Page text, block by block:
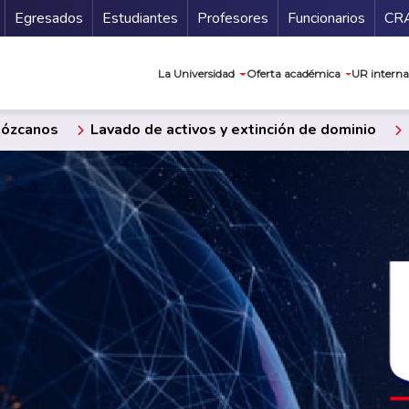
Secundario
Egresados Estudiantes Profesores Funcionarios
La Universidad Oferta académica UR
Lavado de activos y extinción de dominio